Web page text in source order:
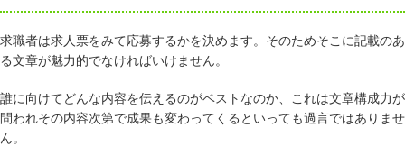
求職者は求人票をみて応募するかを決めます。そのためそこに記載のあ
る文章が魅力的でなければいけません。
誰に向けてどんな内容を伝えるのがベストなのか、これは文章構成力が
問われその内容次第で成果も変わってくるといっても過言ではありませ
ん。